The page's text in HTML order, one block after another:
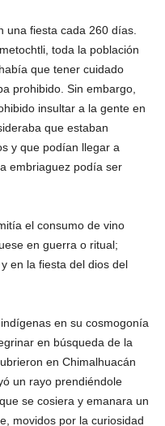
una fiesta cada 260 días.
toda la población
que tener cuidado
prohibido. Sin embargo,
insultar a la gente en
que estaban
y que podían llegar a
embriaguez podía ser
el consumo de vino
en guerra o ritual;
en la fiesta del dios del
en su cosmogonía
en búsqueda de la
en Chimalhuacán
un rayo prendiéndole
se cosiera y emanara un
movidos por la curiosidad